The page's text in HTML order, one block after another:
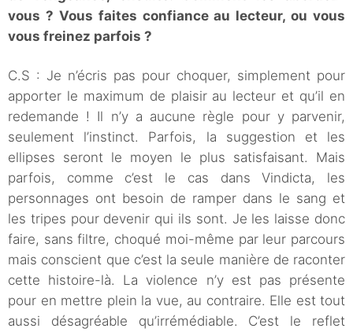
vous ? Vous faites confiance au lecteur, ou vous
vous freinez parfois ?
C.S : Je n’écris pas pour choquer, simplement pour
apporter le maximum de plaisir au lecteur et qu’il en
redemande ! Il n’y a aucune règle pour y parvenir,
seulement l’instinct. Parfois, la suggestion et les
ellipses seront le moyen le plus satisfaisant. Mais
parfois, comme c’est le cas dans Vindicta, les
personnages ont besoin de ramper dans le sang et
les tripes pour devenir qui ils sont. Je les laisse donc
faire, sans filtre, choqué moi-même par leur parcours
mais conscient que c’est la seule manière de raconter
cette histoire-là. La violence n’y est pas présente
pour en mettre plein la vue, au contraire. Elle est tout
aussi désagréable qu’irrémédiable. C’est le reflet